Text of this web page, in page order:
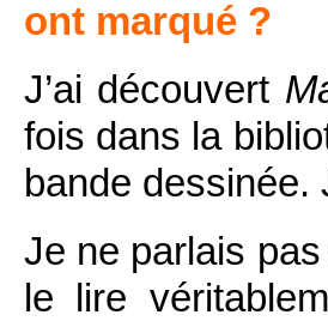
ont marqué ?
J’ai découvert
fois dans la
bande dessinée.
Je ne parlais
le lire